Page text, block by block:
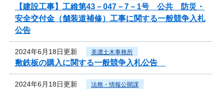
【建設工事】工維第43－047－7－1号 公共 防災・
安全交付金（舗装道補修）工事に関する一般競争入札
公告
2024年6月18日更新 美濃土木事務所
敷鉄板の購入に関する一般競争入札公告
2024年6月18日更新 法務・情報公開課